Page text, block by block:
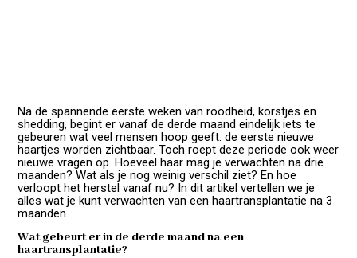
Na de spannende eerste weken van roodheid, korstjes en
shedding, begint er vanaf de derde maand eindelijk iets te
gebeuren wat veel mensen hoop geeft: de eerste nieuwe
haartjes worden zichtbaar. Toch roept deze periode ook weer
nieuwe vragen op. Hoeveel haar mag je verwachten na drie
maanden? Wat als je nog weinig verschil ziet? En hoe
verloopt het herstel vanaf nu? In dit artikel vertellen we je
alles wat je kunt verwachten van een haartransplantatie na 3
maanden.
Wat gebeurt er in de derde maand na een
haartransplantatie?